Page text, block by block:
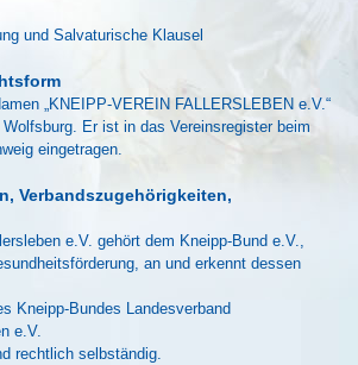
und Salvaturische Klausel
„KNEIPP-VEREIN FALLERSLEBEN e.V.“
Er ist in das Vereinsregister beim
eingetragen.
Verbandszugehörigkeiten,
e.V. gehört dem Kneipp-Bund e.V.,
an und erkennt dessen
Kneipp-Bundes Landesverband
e.V.
rechtlich selbständig.